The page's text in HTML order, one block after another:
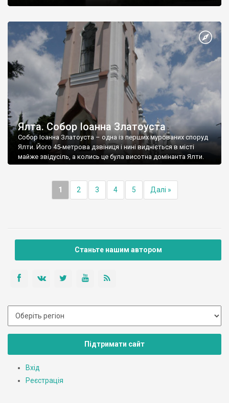
Ялта. Собор Іоанна Златоуста
Собор Іоанна Златоуста – одна із перших мурованих споруд
Ялти. Його 45-метрова дзвіниця і нині видніється в місті
майже звідусіль, а колись це була висотна домінанта Ялти.
1 2 3 4 5 Далі »
Станьте нашим автором
Підтримати сайт
Вхід
Реєстрація